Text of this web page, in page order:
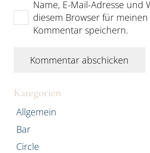
Name, E-Mail-Adresse und
diesem Browser für
Kommentar speichern.
Kommentar abschicken
Kategorien
Allgemein
Bar
Circle